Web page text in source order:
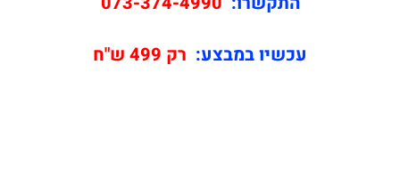
עכשיו במבצע: רק 499 ש"ח